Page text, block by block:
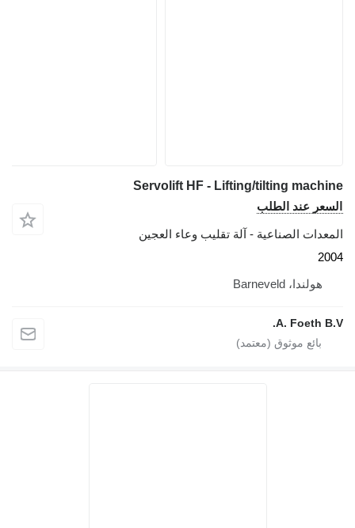
Servolift HF - Lifting/tilting
عند الطلب
الصناعية - آلة تقليب وعاء العجين
هولندا، Barneveld
A. Foeth